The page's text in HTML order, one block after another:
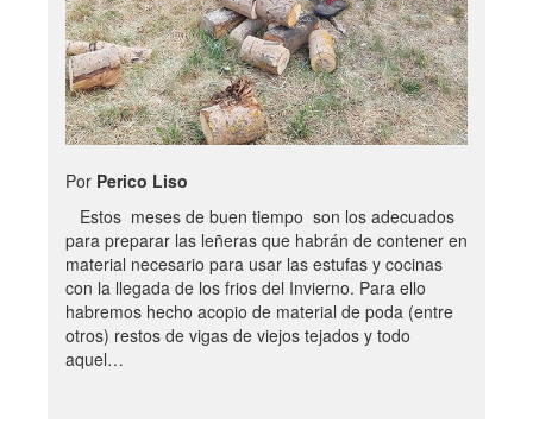
Por Perico Liso
Estos meses de buen tiempo son los adecuados
para preparar las leñeras que habrán de contener en
material necesario para usar las estufas y cocinas
con la llegada de los frios del Invierno. Para ello
habremos hecho acopio de material de poda (entre
otros) restos de vigas de viejos tejados y todo
aquel…